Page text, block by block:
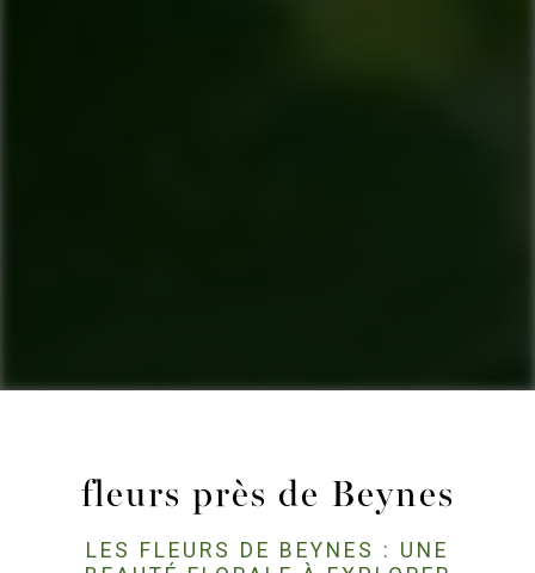
fleurs près de Beynes
LES FLEURS DE BEYNES : UNE